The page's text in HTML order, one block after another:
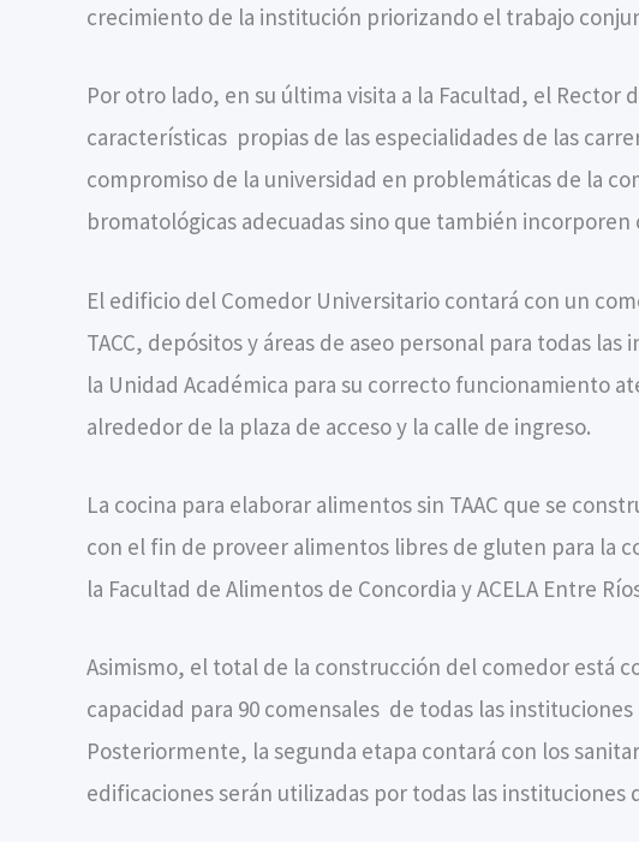
crecimiento de la institución priorizando el trabajo
Por otro lado, en su última visita a la Facultad, el
características propias de las especialidades de las
compromiso de la universidad en problemáticas de la
bromatológicas adecuadas sino que también
El edificio del Comedor Universitario contará con un
TACC, depósitos y áreas de aseo personal para todas
la Unidad Académica para su correcto funcionamiento
alrededor de la plaza de acceso y la calle de ingreso.
La cocina para elaborar alimentos sin TAAC que se
con el fin de proveer alimentos libres de gluten para la
la Facultad de Alimentos de Concordia y ACELA Entre
Asimismo, el total de la construcción del comedor está
capacidad para 90 comensales de todas las
Posteriormente, la segunda etapa contará con los
edificaciones serán utilizadas por todas las instituciones